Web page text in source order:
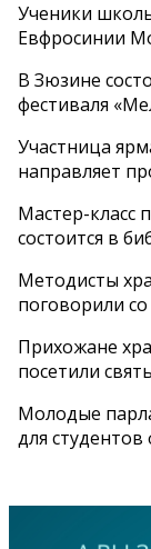
Ученики
Евфросинии
В Зюзине
фестиваля
Участница
направляет
Мастер-класс
состоится в
Методисты
поговорили
Прихожане
посетили
Молодые
для